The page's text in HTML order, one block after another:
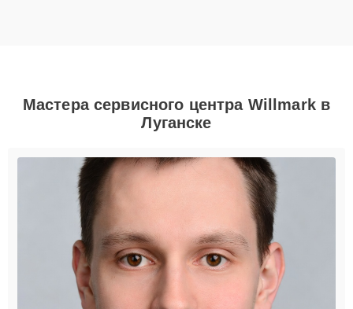
Мастера сервисного центра Willmark в
Луганске